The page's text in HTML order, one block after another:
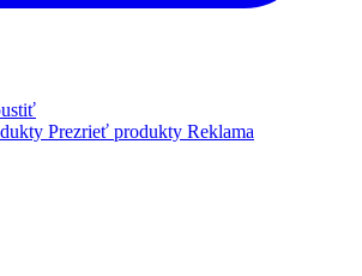
Prezrieť produkty Reklama